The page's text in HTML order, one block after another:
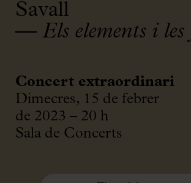
Savall
— Els elements i
Concert extraordinari
Dimecres, 15 de febrer
de 2023 – 20 h
Sala de Concerts